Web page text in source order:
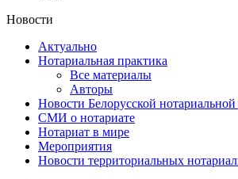
Новости
Актуально
Нотариальная практика
Все материалы
Авторы
Новости Белорусской
СМИ о нотариате
Нотариат в мире
Мероприятия
Новости территориальных